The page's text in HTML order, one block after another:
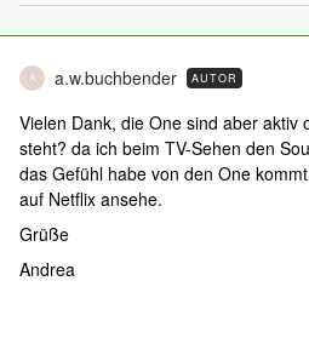
A a.w.buchbender AUTOR
Vielen Dank, die One sind aber aktiv
steht? da ich beim TV-Sehen den
das Gefühl habe von den One
auf Netflix ansehe.
Grüße
Andrea